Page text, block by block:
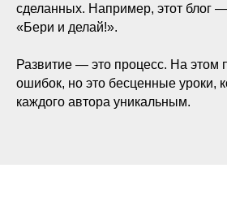
сделанных. Например, этот блог —
«Бери и делай!».
Развитие — это процесс. На этом
ошибок, но это бесценные уроки,
каждого автора уникальным.